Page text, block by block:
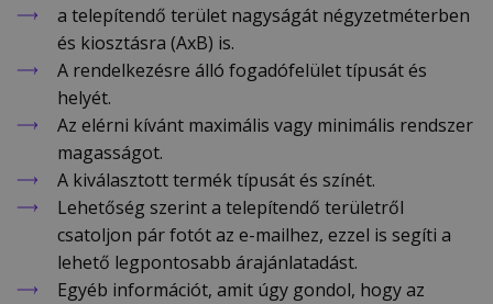
a telepítendő terület nagyságát négyzetméterben
és kiosztásra (AxB) is.
A rendelkezésre álló fogadófelület típusát és
helyét.
Az elérni kívánt maximális vagy minimális rendszer
magasságot.
A kiválasztott termék típusát és színét.
Lehetőség szerint a telepítendő területről
csatoljon pár fotót az e-mailhez, ezzel is segíti a
lehető legpontosabb árajánlatadást.
Egyéb információt, amit úgy gondol, hogy az